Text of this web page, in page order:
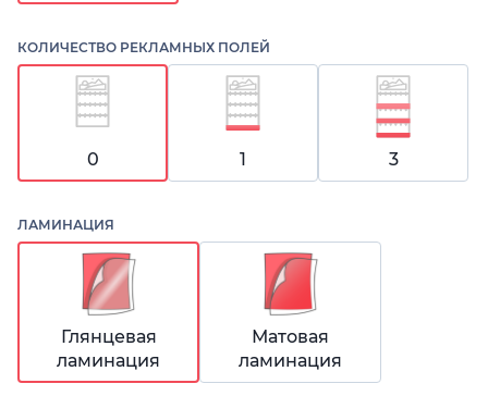
КОЛИЧЕСТВО РЕКЛАМНЫХ ПОЛЕЙ
0 1 3
ЛАМИНАЦИЯ
Глянцевая
ламинация
Матовая
ламинация